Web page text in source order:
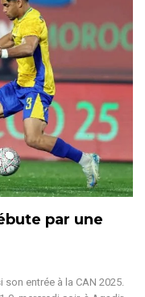
par une
entrée à la CAN 2025.